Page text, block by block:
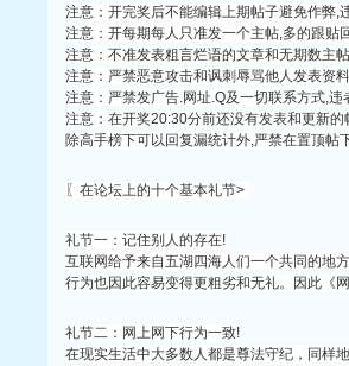
注意：开完奖后不能编辑上期帖子避免作
注意：开每期每人只准发一个主帖,多的跟
注意：不准发表粗言烂语的文章和无期数
注意：严禁恶意攻击和讽刺辱骂他人发表
注意：严禁发广告.网址.Q及一切联系方式,
注意：在开奖20:30分前还没有发表和更新
除高手榜下可以回复漏统计外,严禁在置顶帖
〖在论坛上的十个基本礼节>
礼节一：记住别人的存在!
互联网给予来自五湖四海人们一个共同的地
行为也因此容易变得更粗劣和无礼。因此《
礼节二：网上网下行为一致!
在现实生活中大多数人都是尊法守纪，同样